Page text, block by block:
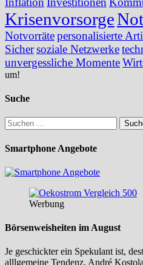
Krisenvorsorge
Notvorrätepersonalisierte
Sichersoziale Netzwerke
unvergessliche Momente
um!
Suche
Suchen
nach:
Smartphone Angebote
Werbung
Börsenweisheiten im August
Je geschickter ein Spekulant ist,
alllgemeine Tendenz. André